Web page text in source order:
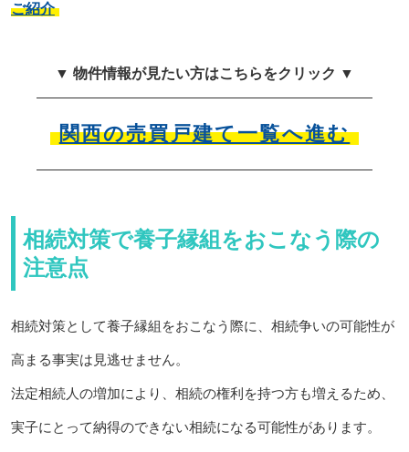
ご紹介
▼ 物件情報が見たい方はこちらをクリック ▼
関西の売買戸建て一覧へ進む
相続対策で養子縁組をおこなう際の
注意点
相続対策として養子縁組をおこなう際に、相続争いの可能性が
高まる事実は見逃せません。
法定相続人の増加により、相続の権利を持つ方も増えるため、
実子にとって納得のできない相続になる可能性があります。